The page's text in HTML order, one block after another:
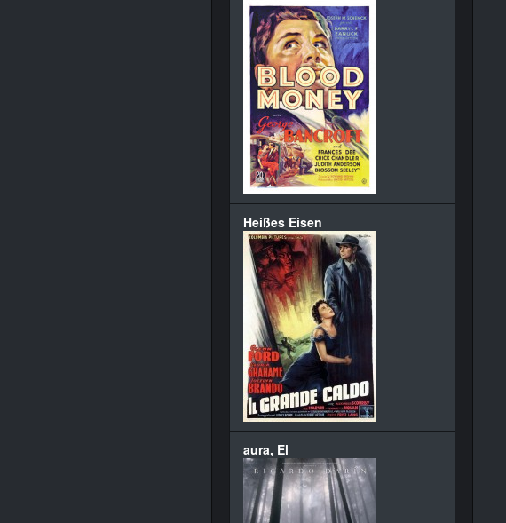
Heißes Eisen
aura, El